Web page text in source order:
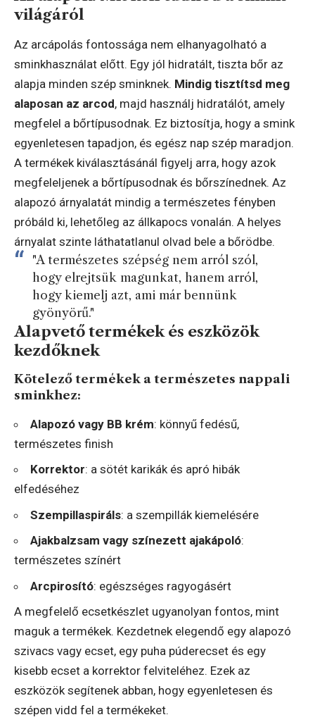
világáról
Az arcápolás fontossága nem elhanyagolható a
sminkhasználat előtt. Egy jól hidratált, tiszta bőr az
alapja minden szép sminknek. Mindig tisztítsd meg
alaposan az arcod, majd használj hidratálót, amely
megfelel a bőrtípusodnak. Ez biztosítja, hogy a smink
egyenletesen tapadjon, és egész nap szép maradjon.
A termékek kiválasztásánál figyelj arra, hogy azok
megfeleljenek a bőrtípusodnak és bőrszínednek. Az
alapozó árnyalatát mindig a természetes fényben
próbáld ki, lehetőleg az állkapocs vonalán. A helyes
árnyalat szinte láthatatlanul olvad bele a bőrödbe.
"A természetes szépség nem arról szól,
hogy elrejtsük magunkat, hanem arról,
hogy kiemelj azt, ami már bennünk
gyönyörű."
Alapvető termékek és eszközök
kezdőknek
Kötelező termékek a természetes nappali
sminkhez:
Alapozó vagy BB krém: könnyű fedésű,
természetes finish
Korrektor: a sötét karikák és apró hibák
elfedéséhez
Szempillaspiráls: a szempillák kiemelésére
Ajakbalzsam vagy színezett ajakápoló:
természetes színért
Arcpirosító: egészséges ragyogásért
A megfelelő ecsetkészlet ugyanolyan fontos, mint
maguk a termékek. Kezdetnek elegendő egy alapozó
szivacs vagy ecset, egy puha púderecset és egy
kisebb ecset a korrektor felviteléhez. Ezek az
eszközök segítenek abban, hogy egyenletesen és
szépen vidd fel a termékeket.